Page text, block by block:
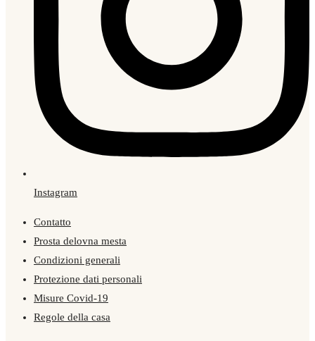
Instagram
Contatto
Prosta delovna mesta
Condizioni generali
Protezione dati personali
Misure Covid-19
Regole della casa